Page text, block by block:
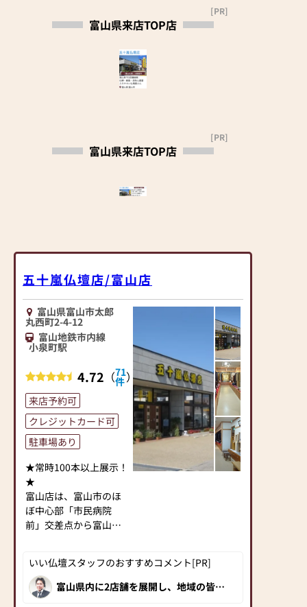
富山県来店TOP店
[PR]
富山県来店TOP店
[PR]
五十嵐仏壇店/富山店
富山県富山市太郎
丸西町2-4-12
富山地鉄市内線
小泉町駅
4.72 （71
件）
来店予約可
クレジットカード可
駐車場あり
★常時100本以上展示！
★
富山店は、富山市のほ
ぼ中心部「市民病院
前」交差点から富山駅
JR富山駅と北陸自動車
道・富山インターのほ
ぼ中間で、どちらから
いい仏壇スタッフのおすすめコメント[PR]
富山県内に2店舗を展開し、地域の皆様
に選ばれ続けているお仏壇店です。豊